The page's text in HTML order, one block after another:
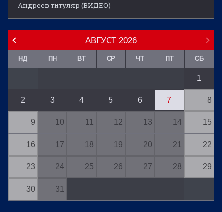
Андреев титуляр (ВИДЕО)
АВГУСТ 2026
НД ПН ВТ СР ЧТ ПТ СБ
1
2 3 4 5 6 7 8
9 10 11 12 13 14 15
16 17 18 19 20 21 22
23 24 25 26 27 28 29
30 31